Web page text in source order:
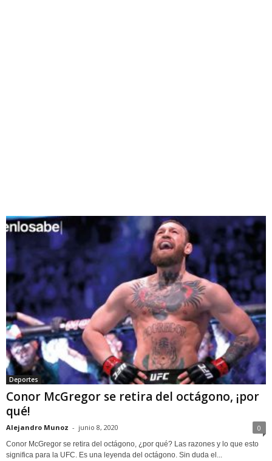
Deportes
Conor McGregor se retira del octágono, ¡por
qué!
Alejandro Munoz - junio 8, 2020 0
Conor McGregor se retira del octágono, ¿por qué? Las razones y lo que esto
significa para la UFC. Es una leyenda del octágono. Sin duda el...